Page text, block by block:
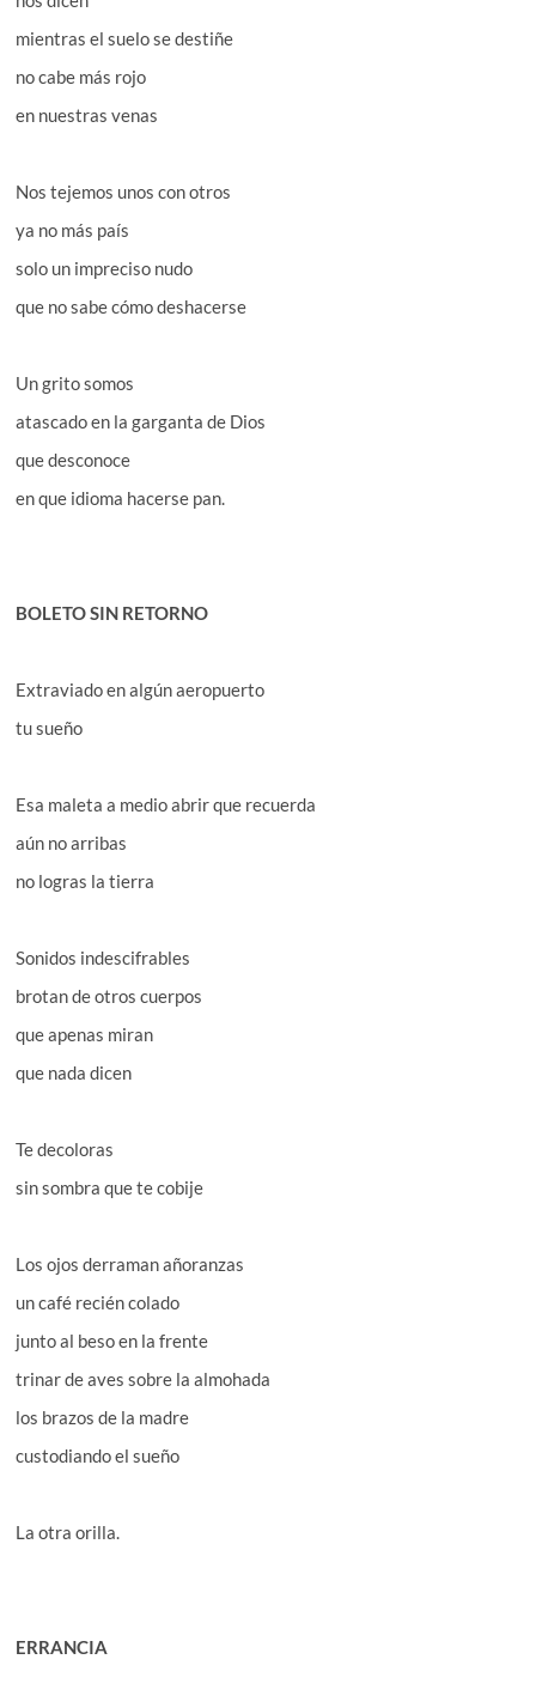
mientras el suelo se destiñe
no cabe más rojo
en nuestras venas
Nos tejemos unos con otros
ya no más país
solo un impreciso nudo
que no sabe cómo deshacerse
Un grito somos
atascado en la garganta de Dios
que desconoce
en que idioma hacerse pan.
BOLETO SIN RETORNO
Extraviado en algún aeropuerto
tu sueño
Esa maleta a medio abrir que recuerda
aún no arribas
no logras la tierra
Sonidos indescifrables
brotan de otros cuerpos
que apenas miran
que nada dicen
Te decoloras
sin sombra que te cobije
Los ojos derraman añoranzas
un café recién colado
junto al beso en la frente
trinar de aves sobre la almohada
los brazos de la madre
custodiando el sueño
La otra orilla.
ERRANCIA